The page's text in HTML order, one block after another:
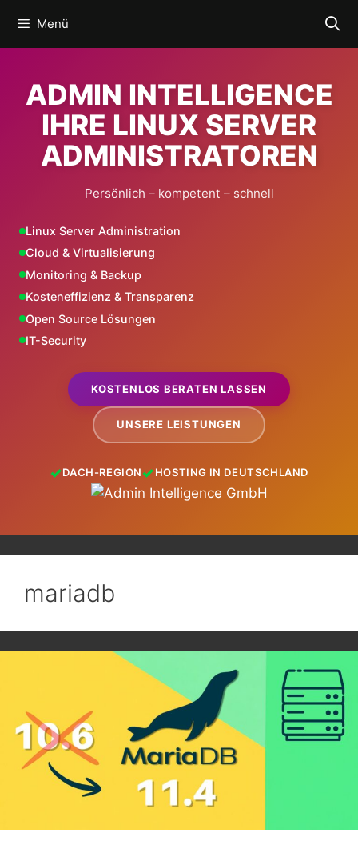
Inhalt
springen
Menü
ADMIN INTELLIGENCE
IHRE LINUX SERVER
ADMINISTRATOREN
Persönlich – kompetent – schnell
Linux Server Administration
Cloud & Virtualisierung
Monitoring & Backup
Kosteneffizienz & Transparenz
Open Source Lösungen
IT-Security
KOSTENLOS BERATEN LASSEN
UNSERE LEISTUNGEN
DACH-REGION HOSTING IN DEUTSCHLAND
mariadb